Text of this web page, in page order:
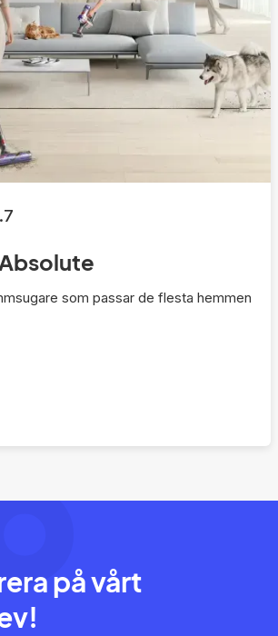
som passar de flesta hemmen
på vårt